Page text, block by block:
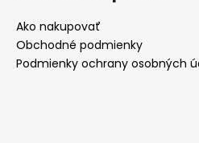
Ako nakupovať
Obchodné podmienky
Podmienky ochrany osobných